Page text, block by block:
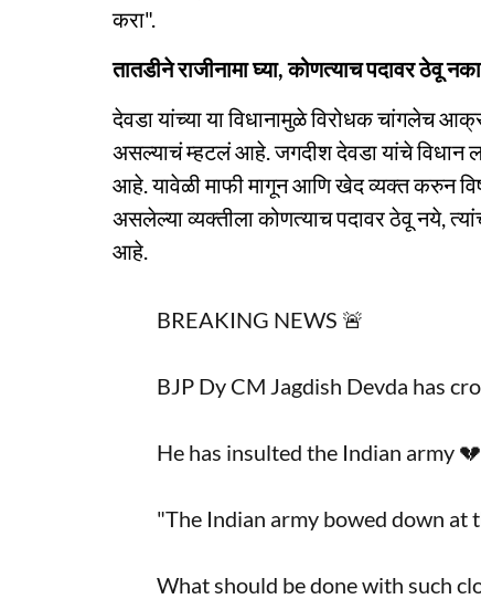
करा".
तातडीने राजीनामा घ्या, कोणत्याच पदावर ठेवू नका
देवडा यांच्या या विधानामुळे विरोधक चांगलेच
असल्याचं म्हटलं आहे. जगदीश देवडा यांचे विधान
आहे. यावेळी माफी मागून आणि खेद व्यक्त करुन
असलेल्या व्यक्तीला कोणत्याच पदावर ठेवू नये,
आहे.
BREAKING NEWS 🚨
BJP Dy CM Jagdish Devda has
He has insulted the Indian army 💔
"The Indian army bowed down at
What should be done with such